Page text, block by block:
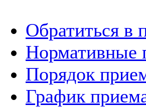
Обратиться в
Нормативные
Порядок
График